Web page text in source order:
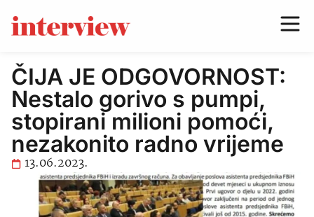
ČIJA JE ODGOVORNOST:
Nestalo gorivo s pumpi,
stopirani milioni pomoći,
nezakonito radno vrijeme
13.06.2023.